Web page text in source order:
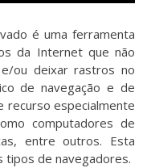
é uma ferramenta
da Internet que não
ou deixar rastros no
de navegação e de
recurso especialmente
computadores de
entre outros. Esta
tipos de navegadores.